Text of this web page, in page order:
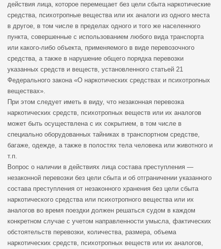
действия лица, которое перемещает без цели сбыта наркотические
средства, психотропные вещества или их аналоги из одного места
в другое, в том числе в пределах одного и того же населенного
пункта, совершенные с использованием любого вида транспорта
или какого-либо объекта, применяемого в виде перевозочного
средства, а также в нарушение общего порядка перевозки
указанных средств и веществ, установленного статьей 21
Федерального закона «О наркотических средствах и психотропных
веществах».
При этом следует иметь в виду, что незаконная перевозка
наркотических средств, психотропных веществ или их аналогов
может быть осуществлена с их сокрытием, в том числе в
специально оборудованных тайниках в транспортном средстве,
багаже, одежде, а также в полостях тела человека или животного и
т.п.
Вопрос о наличии в действиях лица состава преступления —
незаконной перевозки без цели сбыта и об отграничении указанного
состава преступления от незаконного хранения без цели сбыта
наркотического средства или психотропного вещества или их
аналогов во время поездки должен решаться судом в каждом
конкретном случае с учетом направленности умысла, фактических
обстоятельств перевозки, количества, размера, объема
наркотических средств, психотропных веществ или их аналогов,